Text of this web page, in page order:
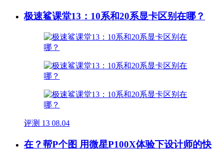
极速鲨课堂13：10系和20系显卡区别在哪？
评测 13 08.04
在？帮P个图 用微星P100X体验下设计师的快